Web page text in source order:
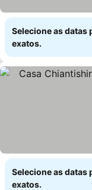
Selecione as datas
exatos.
Selecione as datas
exatos.